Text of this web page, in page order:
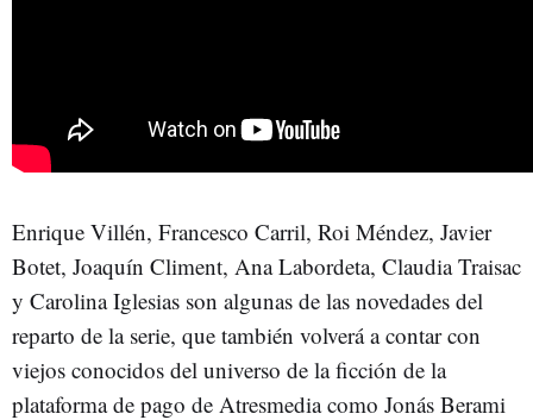
Enrique Villén, Francesco Carril, Roi Méndez, Javier
Botet, Joaquín Climent, Ana Labordeta, Claudia Traisac
y Carolina Iglesias son algunas de las novedades del
reparto de la serie, que también volverá a contar con
viejos conocidos del universo de la ficción de la
plataforma de pago de Atresmedia como Jonás Berami